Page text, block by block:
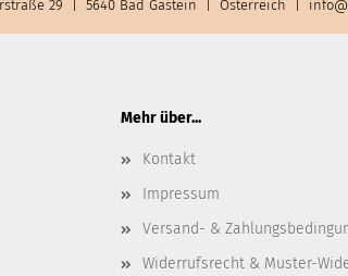
29 | 5640 Bad Gastein | Österreich |
Mehr über...
Kontakt
Impressum
Versand- &
Widerrufsrecht & Muster-